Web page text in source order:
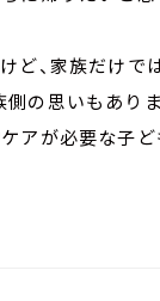
ど、家族だけで
の思いもありま
アが必要な子